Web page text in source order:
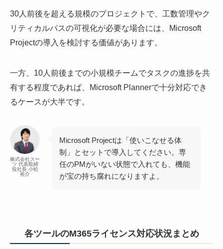
30人前後を超える規模のプロジェクトで、工数管理やク
リティカルパスの可視化が必要な場合には、Microsoft
Projectの導入を検討する価値があります。
一方、10人前後までの小規模チームでタスクの進捗を共
有する程度であれば、Microsoft Plannerで十分対応でき
るケースが大半です。
株式会社スー
ツ 代表取締
役社長 小松
裕介
Microsoft Projectは「使いこなせる体
制」とセットで導入してください。専
任のPMがいない状態で入れても、機能
が宝の持ち腐れになりますよ。
各ツールのM365ライセンス対応状況まとめ